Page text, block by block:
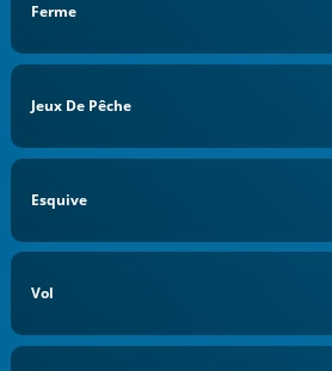
Ferme
Jeux De Pêche
Esquive
Vol